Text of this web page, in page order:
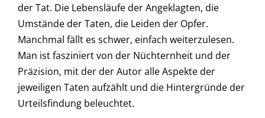
der Tat. Die Lebensläufe der Angeklagten, die
Umstände der Taten, die Leiden der Opfer.
Manchmal fällt es schwer, einfach weiterzulesen.
Man ist fasziniert von der Nüchternheit und der
Präzision, mit der der Autor alle Aspekte der
jeweiligen Taten aufzählt und die Hintergründe der
Urteilsfindung beleuchtet.